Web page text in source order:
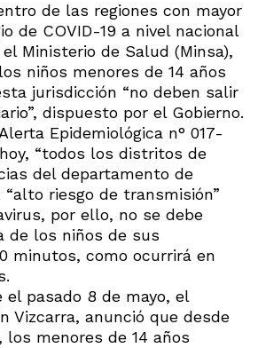
de las regiones con mayor
de COVID-19 a nivel nacional
Ministerio de Salud (Minsa),
niños menores de 14 años
jurisdicción “no deben salir
dispuesto por el Gobierno.
Epidemiológica n° 017-
“todos los distritos de
del departamento de
“alto riesgo de transmisión”
por ello, no se debe
de los niños de sus
minutos, como ocurrirá en
el pasado 8 de mayo, el
Vizcarra, anunció que desde
los menores de 14 años